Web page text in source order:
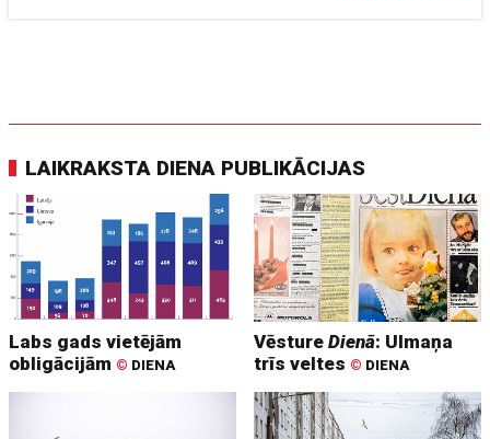
LAIKRAKSTA DIENA PUBLIKĀCIJAS
Labs gads vietējām
obligācijām © DIENA
VēstureDienā: Ulmaņa
trīs veltes © DIENA